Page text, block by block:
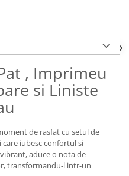
, Imprimeu
si Liniste
de rasfat cu setul de
care iubesc confortul si
aduce o nota de
transformandu-l intr-un